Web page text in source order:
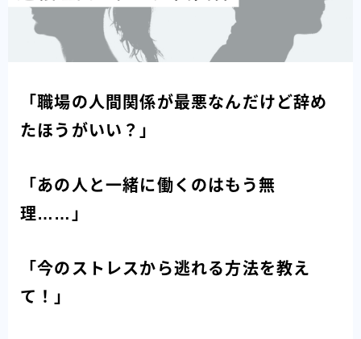
「職場の人間関係が最悪なんだけど辞め
たほうがいい？」
「あの人と一緒に働くのはもう無
理……」
「今のストレスから逃れる方法を教え
て！」